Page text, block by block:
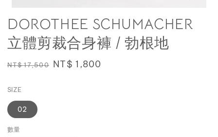
DOROTHEE SCHUMACHER
立體剪裁合身褲 / 勃根地
Regular
NT$ 17,500 Sale
NT$ 1,800
SIZE
02
數量